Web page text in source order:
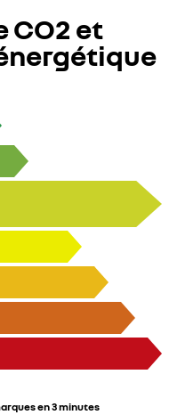
CO2 et
en 3 minutes